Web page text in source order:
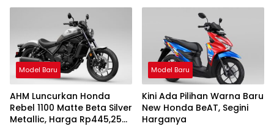
Model Baru
AHM Luncurkan Honda
Rebel 1100 Matte Beta Silver
Metallic, Harga Rp445,25
Model Baru
Kini Ada Pilihan Warna Baru
New Honda BeAT, Segini
Harganya